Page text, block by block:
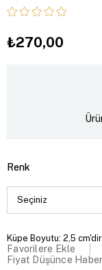
₺270,00
Renk
Küpe Boyutu: 2,5
Favorilere Ekle
Fiyat Düşünce